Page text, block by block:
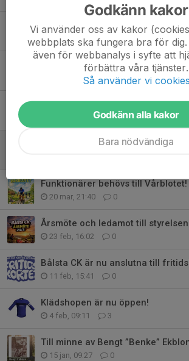
Jimmy tar brons på tempo SM!
1 jul, 08:29 1
Full fart med träning och tävling!
4 jun, 12:46 0
Nya Upplandsleden invigs – åtta
28 maj, 10:34 1
Vårblotet 2026, en
Funktionärer behövs till Vårblotet!
20 mar, 21:40 0
Årsmöte och ledamot till
23 feb, 16:02 0
Bålsta CK är nu anslutna till
11 feb, 15:41 0
Klädshopen är nu öppen!
4 feb, 09:11 3
Till minne av Bengt ”Benke”
15 jan, 09:27 0
Godkänn kakor
Vi använder oss av kakor
webbplats ska fungera bra för dig.
även för webbanalys i syfte att
förbättra våra tjänster.
Så använder vi cookies
Godkänn alla kakor
Bara nödvändiga